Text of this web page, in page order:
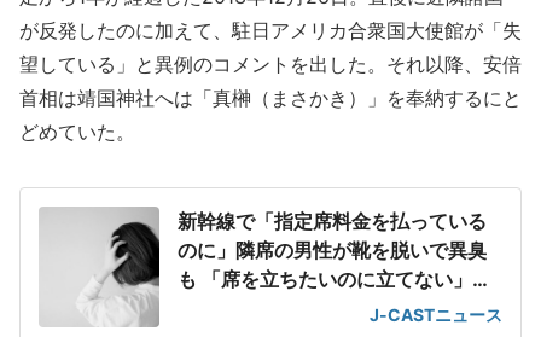
が反発したのに加えて、駐日アメリカ合衆国大使館が「失
望している」と異例のコメントを出した。それ以降、安倍
首相は靖国神社へは「真榊（まさかき）」を奉納するにと
どめていた。
新幹線で「指定席料金を払っている
のに」隣席の男性が靴を脱いで異臭
も 「席を立ちたいのに立てない」息
J-CASTニュース